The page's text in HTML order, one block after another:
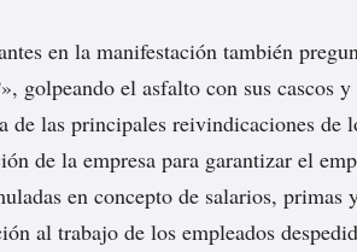
en la manifestación también
golpeando el asfalto con sus cascos
de las principales reivindicaciones de
de la empresa para garantizar el
en concepto de salarios, primas
al trabajo de los empleados